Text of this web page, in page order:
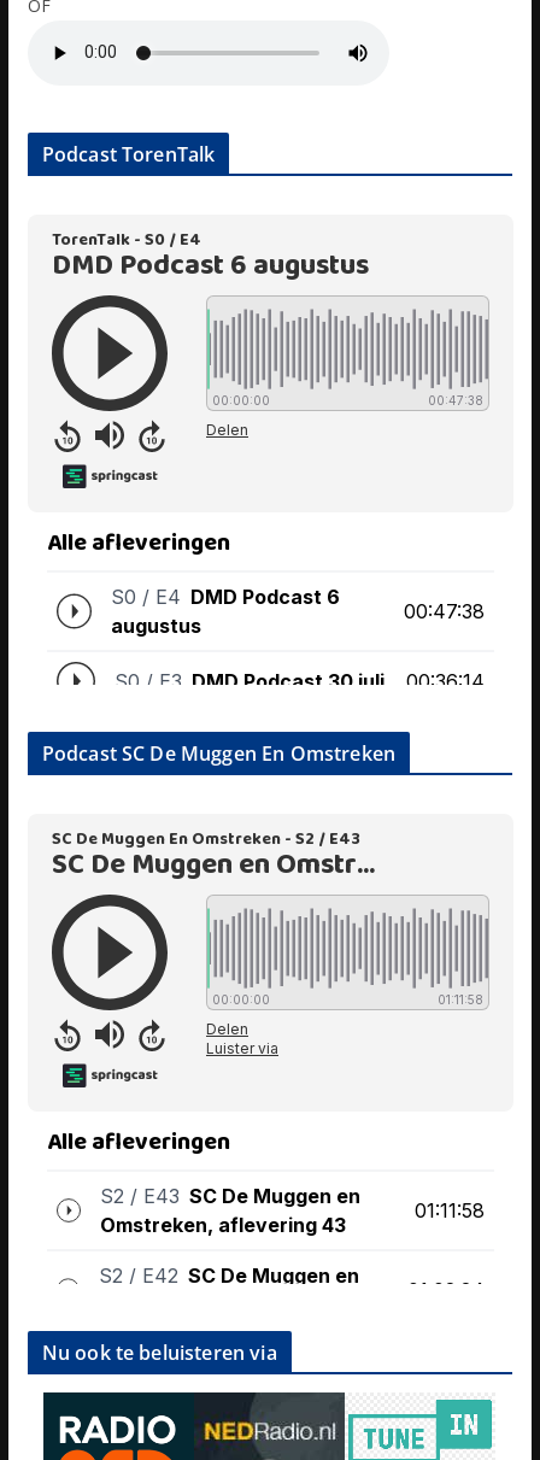
OF
Podcast TorenTalk
Podcast SC De Muggen En Omstreken
Nu ook te beluisteren via